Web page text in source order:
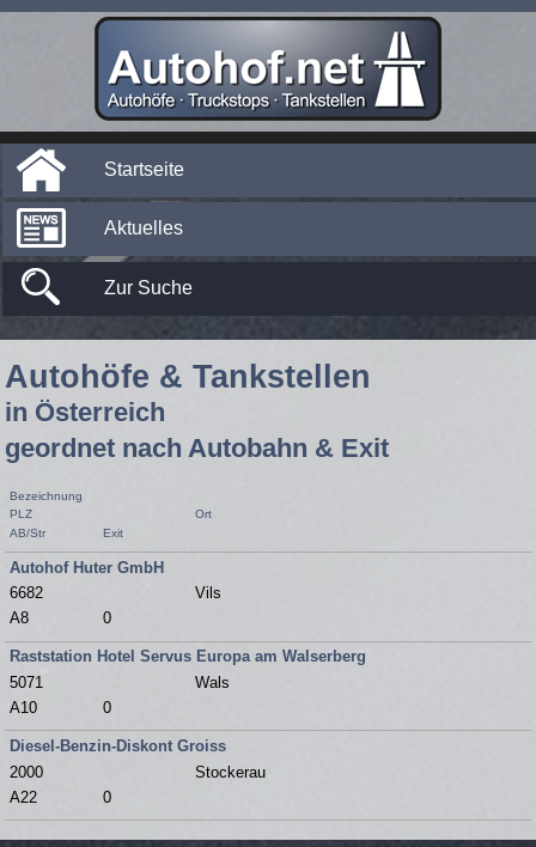
Startseite
Aktuelles
Zur Suche
Autohöfe & Tankstellen
in Österreich
geordnet nach Autobahn & Exit
Bezeichnung
PLZ
Ort
AB/Str
Exit
Autohof Huter GmbH
6682
Vils
A8
0
Raststation Hotel Servus Europa am Walserberg
5071
Wals
A10
0
Diesel-Benzin-Diskont Groiss
2000
Stockerau
A22
0